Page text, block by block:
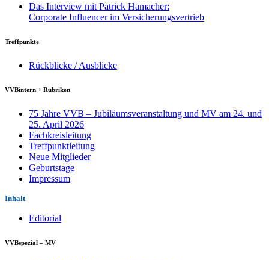
Das Interview mit Patrick Hamacher:
Corporate Influencer im Versicherungsvertrieb
Treffpunkte
Rückblicke / Ausblicke
VVBintern + Rubriken
75 Jahre VVB – Jubiläumsveranstaltung und MV am 24. und
25. April 2026
Fachkreisleitung
Treffpunktleitung
Neue Mitglieder
Geburtstage
Impressum
Inhalt
Editorial
VVBspezial – MV